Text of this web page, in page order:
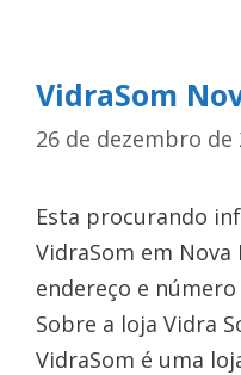
VidraSom
26 de dezembro de
Esta procurando
VidraSom em Nova
endereço e
Sobre a loja Vidra
VidraSom é uma